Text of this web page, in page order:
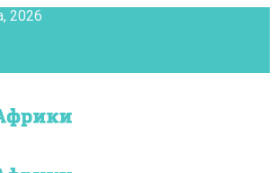
2026